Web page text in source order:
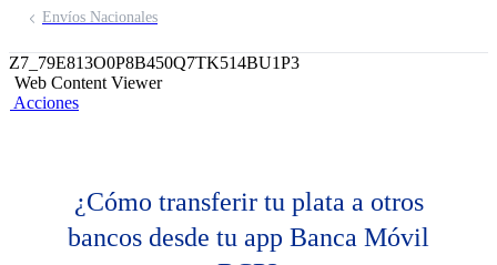
Envíos Nacionales
Z7_79E813O0P8B450Q7TK514BU1P3
Web Content Viewer
Acciones
¿Cómo transferir tu plata a otros
bancos desde tu app Banca Móvil